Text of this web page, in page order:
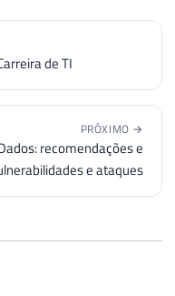
de TI
PRÓXIMO →
recomendações e
e ataques